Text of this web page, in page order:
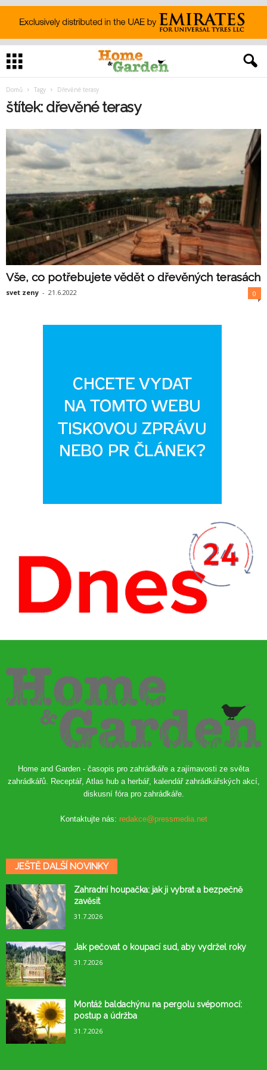
Domů Tagy Dřevěné terasy
štítek: dřevěné terasy
Vše, co potřebujete vědět o dřevěných terasách
svet zeny - 21.6.2022 0
Home and Garden - časopis pro zahrádkáře a zajímavosti ze světa
zahrádkářů. Receptář, Atlas hub a herbář, kalendář zahrádkářských akcí,
diskusní fóra pro zahrádkáře.
Kontaktujte nás: redakce@pressmedia.net
JEŠTĚ DALŠÍ NOVINKY
Zahradní houpačka: jak ji vybrat a bezpečně
zavěsit
31.7.2026
Jak pečovat o koupací sud, aby vydržel roky
31.7.2026
Montáž baldachýnu na pergolu svépomocí:
postup a údržba
31.7.2026